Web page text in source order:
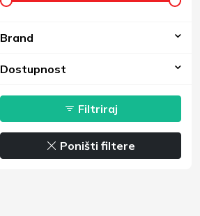
Brand
Dostupnost
Filtriraj
Poništi filtere